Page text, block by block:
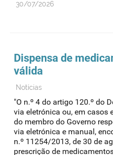
30/07/2026
Dispensa de
válida
Notícias
"O n.º 4 do artigo 120.º do
via eletrónica ou, em casos
do membro do Governo
via eletrónica e manual,
n.º 11254/2013, de 30 de
prescrição de